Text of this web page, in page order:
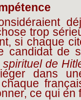
trop
si chaque
candidat de
de
dans
chaque
ce qui en